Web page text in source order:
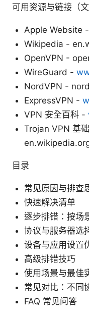
可用资源与链接（
Apple Website
Wikipedia -
OpenVPN -
WireGuard -
NordVPN -
ExpressVPN -
VPN 安全百科 -
Trojan VPN 基
目录
常见原因与排查
快速解决清单
逐步排错：按场
协议与服务器选
设备与应用设置
高级排错技巧
使用场景与最佳
常见对比：不同
FAQ 常见问答